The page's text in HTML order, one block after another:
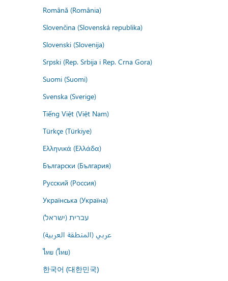
Română (România)
Slovenčina (Slovenská republika)
Slovenski (Slovenija)
Srpski (Rep. Srbija i Rep. Crna Gora)
Suomi (Suomi)
Svenska (Sverige)
Tiếng Việt (Việt Nam)
Türkçe (Türkiye)
Ελληνικά (Ελλάδα)
Български (България)
Русский (Россия)
Українська (Україна)
עברית (ישראל)
عربي (المنطقة العربية)
ไทย (ไทย)
한국어 (대한민국)